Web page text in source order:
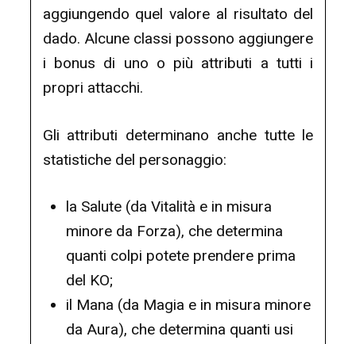
aggiungendo quel valore al risultato del
dado. Alcune classi possono aggiungere
i bonus di uno o più attributi a tutti i
propri attacchi.
Gli attributi determinano anche tutte le
statistiche del personaggio:
la Salute (da Vitalità e in misura
minore da Forza), che determina
quanti colpi potete prendere prima
del KO;
il Mana (da Magia e in misura minore
da Aura), che determina quanti usi